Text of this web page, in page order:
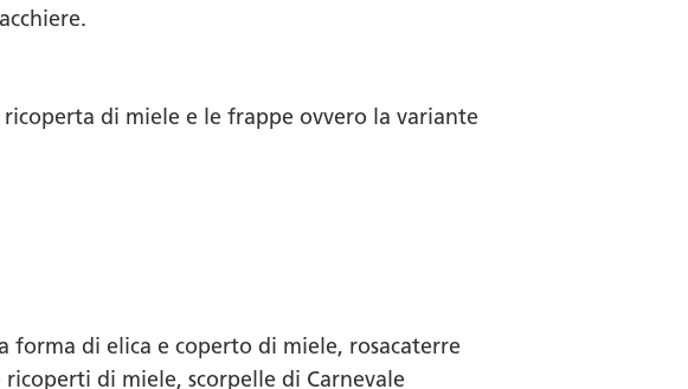
di miele e le frappe ovvero la variante
forma di elica e coperto di miele, rosacaterre
di miele, scorpelle di Carnevale